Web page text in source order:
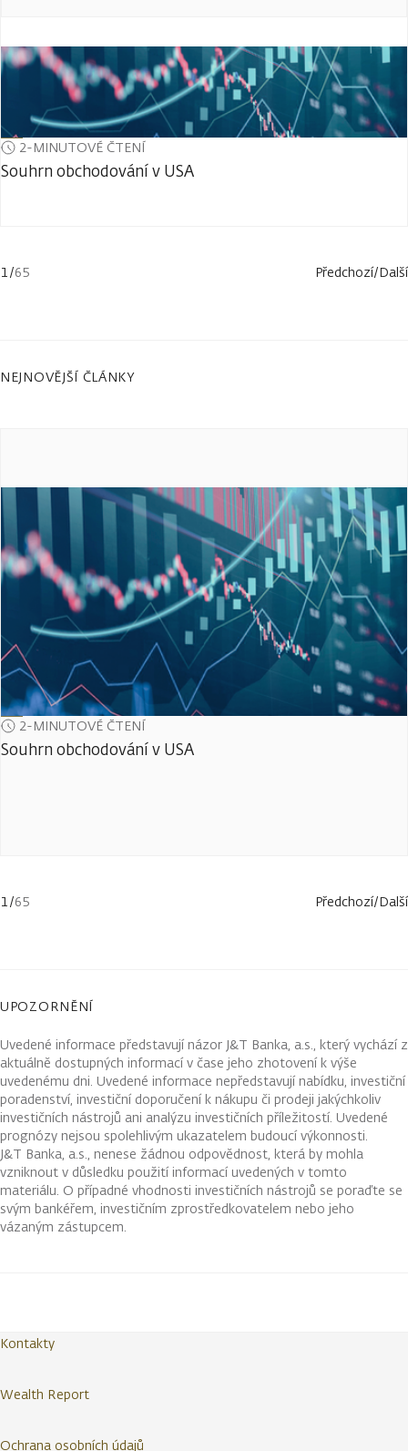
2-MINUTOVÉ ČTENÍ
Souhrn obchodování v USA
1/65 Předchozí/Další
NEJNOVĚJŠÍ ČLÁNKY
2-MINUTOVÉ ČTENÍ
Souhrn obchodování v USA
1/65 Předchozí/Další
UPOZORNĚNÍ
Uvedené informace představují názor J&T Banka, a.s., který vychází z
aktuálně dostupných informací v čase jeho zhotovení k výše
uvedenému dni. Uvedené informace nepředstavují nabídku, investiční
poradenství, investiční doporučení k nákupu či prodeji jakýchkoliv
investičních nástrojů ani analýzu investičních příležitostí. Uvedené
prognózy nejsou spolehlivým ukazatelem budoucí výkonnosti.
J&T Banka, a.s., nenese žádnou odpovědnost, která by mohla
vzniknout v důsledku použití informací uvedených v tomto
materiálu. O případné vhodnosti investičních nástrojů se poraďte se
svým bankéřem, investičním zprostředkovatelem nebo jeho
vázaným zástupcem.
Kontakty
Wealth Report
Ochrana osobních údajů